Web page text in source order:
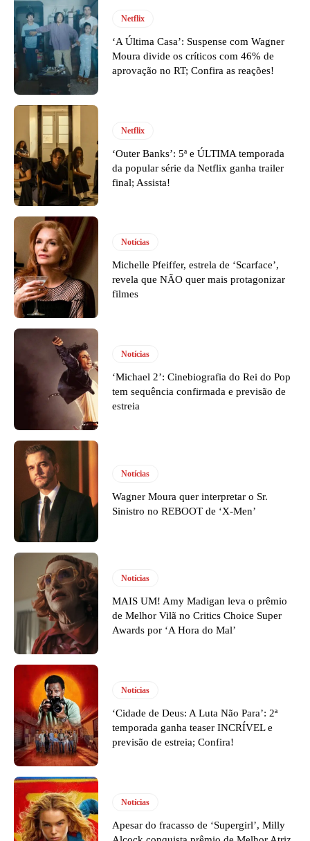
Netflix
‘A Última Casa’: Suspense com Wagner
Moura divide os críticos com 46% de
aprovação no RT; Confira as reações!
Netflix
‘Outer Banks’: 5ª e ÚLTIMA temporada
da popular série da Netflix ganha trailer
final; Assista!
Notícias
Michelle Pfeiffer, estrela de ‘Scarface’,
revela que NÃO quer mais protagonizar
filmes
Notícias
‘Michael 2’: Cinebiografia do Rei do Pop
tem sequência confirmada e previsão de
estreia
Notícias
Wagner Moura quer interpretar o Sr.
Sinistro no REBOOT de ‘X-Men’
Notícias
MAIS UM! Amy Madigan leva o prêmio
de Melhor Vilã no Critics Choice Super
Awards por ‘A Hora do Mal’
Notícias
‘Cidade de Deus: A Luta Não Para’: 2ª
temporada ganha teaser INCRÍVEL e
previsão de estreia; Confira!
Notícias
Apesar do fracasso de ‘Supergirl’, Milly